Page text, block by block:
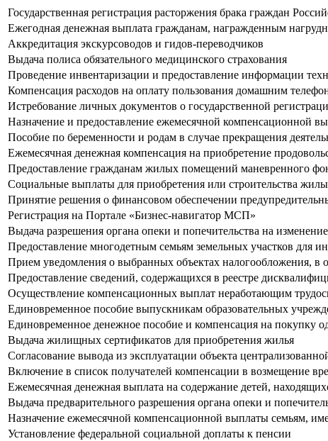
Государственная регистрация расторжения брака граждан
Ежегодная денежная выплата гражданам, награжденным
Аккредитация экскурсоводов и гидов-переводчиков
Выдача полиса обязательного медицинского страхования
Проведение инвентаризации и предоставление информации
Компенсация расходов на оплату пользования домашним
Истребование личных документов о государственной
Назначение и предоставление ежемесячной компенсационной
Пособие по беременности и родам в случае прекращения
Ежемесячная денежная компенсация на приобретение
Предоставление гражданам жилых помещений маневренного
Социальные выплаты для приобретения или строительства
Принятие решения о финансовом обеспечении
Регистрация на Портале «Бизнес-навигатор МСП»
Выдача разрешения органа опеки и попечительства на
Предоставление многодетным семьям земельных участков для
Прием уведомления о выбранных объектах налогообложения, в
Предоставление сведений, содержащихся в реестре
Осуществление компенсационных выплат неработающим
Единовременное пособие выпускникам образовательных
Единовременное денежное пособие и компенсация на покупку
Выдача жилищных сертификатов для приобретения жилья
Согласование вывода из эксплуатации объекта
Включение в список получателей компенсации в возмещение
Ежемесячная денежная выплата на содержание детей,
Выдача предварительного разрешения органа опеки и
Назначение ежемесячной компенсационной выплаты семьям,
Установление федеральной социальной доплаты к пенсии